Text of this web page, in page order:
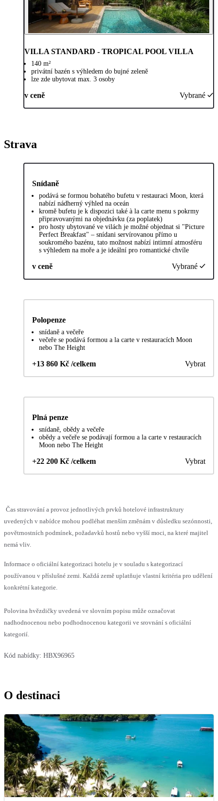
VILLA STANDARD - TROPICAL POOL VILLA
140 m²
privátní bazén s výhledem do bujné zeleně
lze zde ubytovat max. 3 osoby
v ceně Vybrané
Strava
Snídaně
podává se formou bohatého bufetu v restauraci Moon, která
nabízí nádherný výhled na oceán
kromě bufetu je k dispozici také à la carte menu s pokrmy
připravovanými na objednávku (za poplatek)
pro hosty ubytované ve vilách je možné objednat si "Picture
Perfect Breakfast" – snídani servírovanou přímo u
soukromého bazénu, tato možnost nabízí intimní atmosféru
s výhledem na moře a je ideální pro romantické chvíle
v ceně Vybrané
Polopenze
snídaně a večeře
večeře se podává formou a la carte v restauracích Moon
nebo The Height
+13 860 Kč /celkem Vybrat
Plná penze
snídaně, obědy a večeře
obědy a večeře se podávají formou a la carte v restauracích
Moon nebo The Height
+22 200 Kč /celkem Vybrat
Čas stravování a provoz jednotlivých prvků hotelové infrastruktury
uvedených v nabídce mohou podléhat menším změnám v důsledku sezónnosti,
povětrnostních podmínek, požadavků hostů nebo vyšší moci, na které majitel
nemá vliv.
Informace o oficiální kategorizaci hotelu je v souladu s kategorizací
používanou v příslušné zemi. Každá země uplatňuje vlastní kritéria pro udělení
konkrétní kategorie.
Polovina hvězdičky uvedená ve slovním popisu může označovat
nadhodnocenou nebo podhodnocenou kategorii ve srovnání s oficiální
kategorií.
Kód nabídky: HBX96965
O destinaci